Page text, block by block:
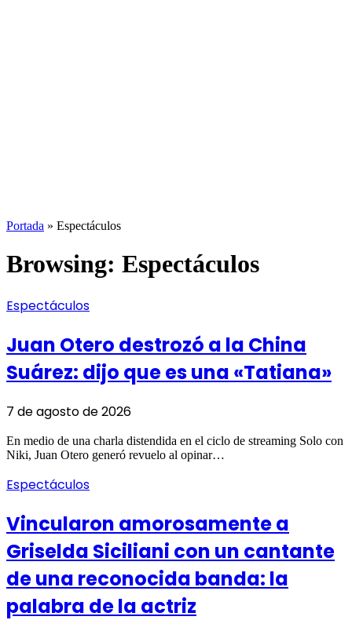
Portada » Espectáculos
Browsing: Espectáculos
Espectáculos
Juan Otero destrozó a la China
Suárez: dijo que es una «Tatiana»
7 de agosto de 2026
En medio de una charla distendida en el ciclo de streaming Solo con
Niki, Juan Otero generó revuelo al opinar…
Espectáculos
Vincularon amorosamente a
Griselda Siciliani con un cantante
de una reconocida banda: la
palabra de la actriz